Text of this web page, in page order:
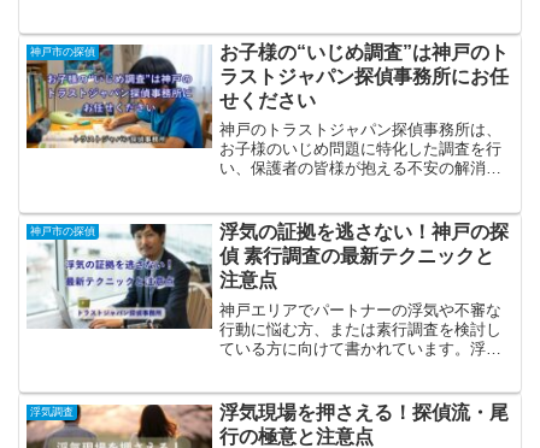
がいじめ調査を行う際には、一般的な浮
気調査や企業調査とは全く異なる、非常
に繊細な配慮と専門知識が求められま
す。
神戸市の探偵
お子様の“いじめ調査”は神戸のト
ラストジャパン探偵事務所にお任
せください
神戸のトラストジャパン探偵事務所は、
お子様のいじめ問題に特化した調査を行
い、保護者の皆様が抱える不安の解消、
神戸市の探偵
浮気の証拠を逃さない！神戸の探
偵 素行調査の最新テクニックと
注意点
神戸エリアでパートナーの浮気や不審な
行動に悩む方、または素行調査を検討し
ている方に向けて書かれています。浮気
意点まで、神戸ならではの地域性や法律
面も踏まえて詳しく解説します。
浮気調査
浮気現場を押さえる！探偵流・尾
行の極意と注意点